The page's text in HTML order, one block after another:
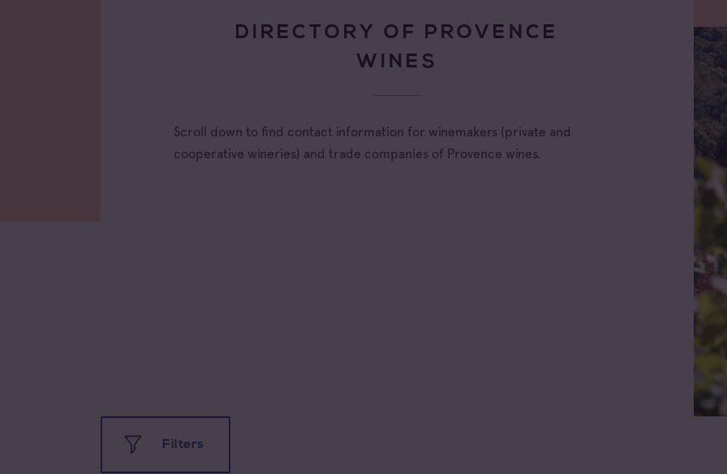
DIRECTORY OF PROVENCE
WINES
Scroll down to find contact information for winemakers (private and
cooperative wineries) and trade companies of Provence wines.
Filters